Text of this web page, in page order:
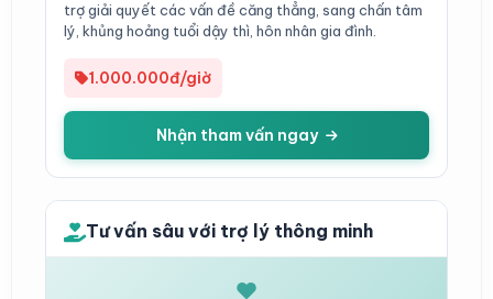
trợ giải quyết các vấn đề căng thẳng, sang chấn tâm
lý, khủng hoảng tuổi dậy thì, hôn nhân gia đình.
1.000.000đ/giờ
Nhận tham vấn ngay
Tư vấn sâu với trợ lý thông minh